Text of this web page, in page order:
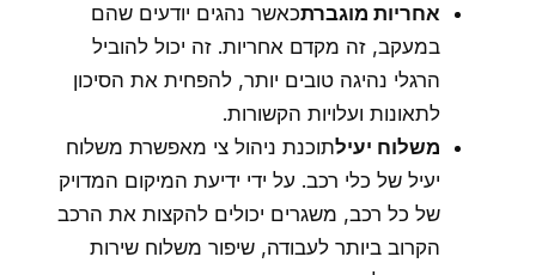
אחריות מוגברתכאשר נהגים יודעים שהם
במעקב, זה מקדם אחריות. זה יכול להוביל
הרגלי נהיגה טובים יותר, להפחית את הסיכון
לתאונות ועלויות הקשורות.
משלוח יעילתוכנת ניהול צי מאפשרת משלוח
יעיל של כלי רכב. על ידי ידיעת המיקום המדויק
של כל רכב, משגרים יכולים להקצות את הרכב
הקרוב ביותר לעבודה, שיפור משלוח שירות